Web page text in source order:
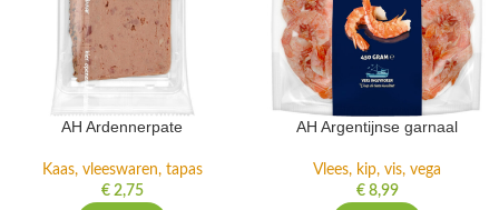
AH Ardennerpate
Kaas, vleeswaren, tapas
€2,75
AH Argentijnse garnaal
Vlees, kip, vis, vega
€8,99